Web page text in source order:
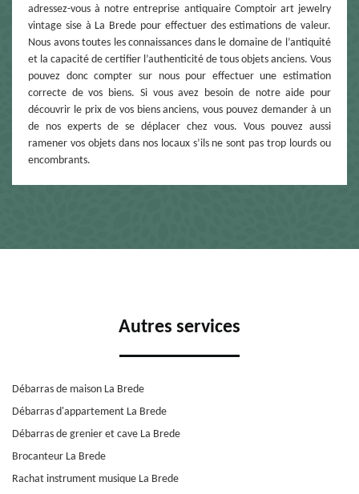
adressez-vous à notre entreprise antiquaire Comptoir art jewelry
vintage sise à La Brede pour effectuer des estimations de valeur.
Nous avons toutes les connaissances dans le domaine de l’antiquité
et la capacité de certifier l’authenticité de tous objets anciens. Vous
pouvez donc compter sur nous pour effectuer une estimation
correcte de vos biens. Si vous avez besoin de notre aide pour
découvrir le prix de vos biens anciens, vous pouvez demander à un
de nos experts de se déplacer chez vous. Vous pouvez aussi
ramener vos objets dans nos locaux s’ils ne sont pas trop lourds ou
encombrants.
Autres services
Débarras de maison La Brede
Débarras d'appartement La Brede
Débarras de grenier et cave La Brede
Brocanteur La Brede
Rachat instrument musique La Brede